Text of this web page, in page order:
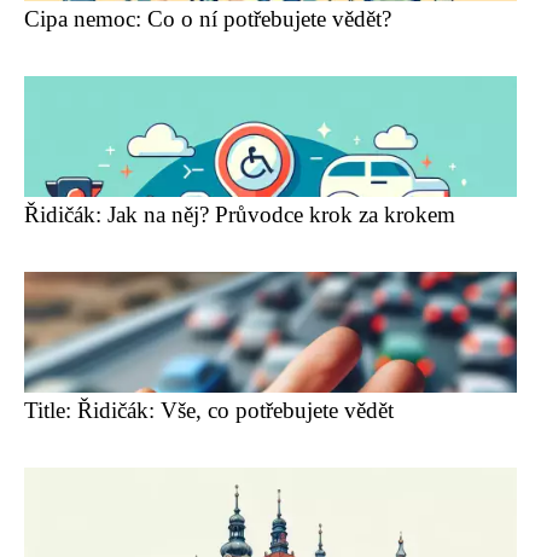
Cipa nemoc: Co o ní potřebujete vědět?
Řidičák: Jak na něj? Průvodce krok za krokem
Title: Řidičák: Vše, co potřebujete vědět